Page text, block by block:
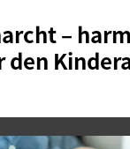
–
den